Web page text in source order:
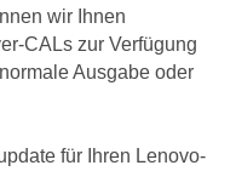
wir Ihnen
CALs zur Verfügung
Ausgabe oder
für Ihren Lenovo-